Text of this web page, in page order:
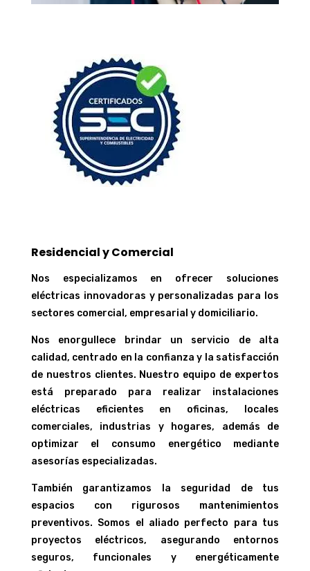
Residencial y Comercial
Nos especializamos en ofrecer soluciones
eléctricas innovadoras y personalizadas para los
sectores comercial, empresarial y domiciliario.
Nos enorgullece brindar un servicio de alta
calidad, centrado en la confianza y la satisfacción
de nuestros clientes. Nuestro equipo de expertos
está preparado para realizar instalaciones
eléctricas eficientes en oficinas, locales
comerciales, industrias y hogares, además de
optimizar el consumo energético mediante
asesorías especializadas.
También garantizamos la seguridad de tus
espacios con rigurosos mantenimientos
preventivos. Somos el aliado perfecto para tus
proyectos eléctricos, asegurando entornos
seguros, funcionales y energéticamente